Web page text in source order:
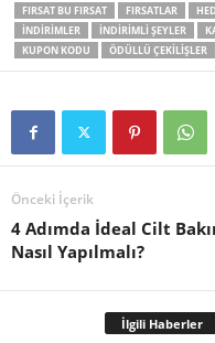
FIRSAT BU FIRSAT
FIRSATLAR
INDIRIMLER
INDIRIMLI ŞEYLER
KUPON KODU
ÖDÜLLÜ ÇEKILIŞLER
Önceki İçerik
4 Adımda İdeal Cilt
Nasıl Yapılmalı?
İlgili Haberler